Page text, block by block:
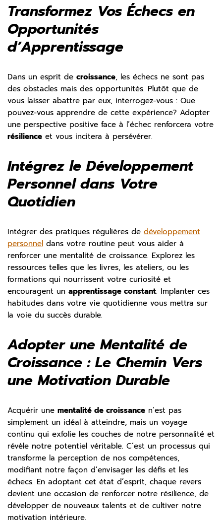
Transformez Vos Échecs en
Opportunités
d’Apprentissage
Dans un esprit de croissance, les échecs ne sont pas
des obstacles mais des opportunités. Plutôt que de
vous laisser abattre par eux, interrogez-vous : Que
pouvez-vous apprendre de cette expérience? Adopter
une perspective positive face à l’échec renforcera votre
résilience et vous incitera à persévérer.
Intégrez le Développement
Personnel dans Votre
Quotidien
Intégrer des pratiques régulières de développement
personnel dans votre routine peut vous aider à
renforcer une mentalité de croissance. Explorez les
ressources telles que les livres, les ateliers, ou les
formations qui nourrissent votre curiosité et
encouragent un apprentissage constant. Implanter ces
habitudes dans votre vie quotidienne vous mettra sur
la voie du succès durable.
Adopter une Mentalité de
Croissance : Le Chemin Vers
une Motivation Durable
Acquérir une mentalité de croissance n’est pas
simplement un idéal à atteindre, mais un voyage
continu qui exfolie les couches de notre personnalité et
révèle notre potentiel véritable. C’est un processus qui
transforme la perception de nos compétences,
modifiant notre façon d’envisager les défis et les
échecs. En adoptant cet état d’esprit, chaque revers
devient une occasion de renforcer notre résilience, de
développer de nouveaux talents et de cultiver notre
motivation intérieure.